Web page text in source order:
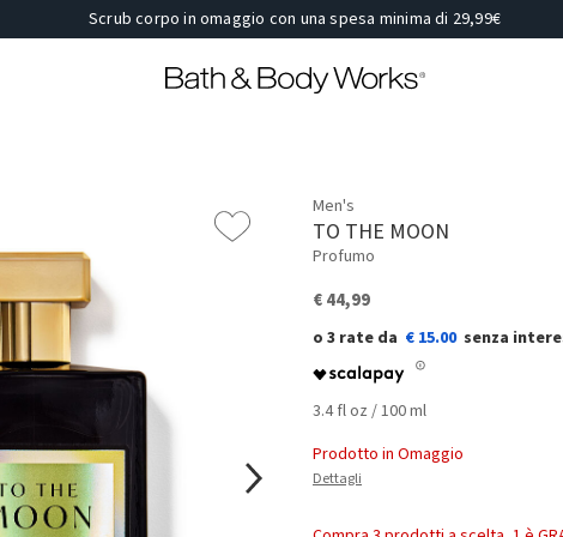
Scrub corpo in omaggio con una spesa minima di 29,99€
Men's
TO THE MOON
Profumo
€ 44,99
€ 15.00
3.4 fl oz / 100 ml
Prodotto in Omaggio
Dettagli